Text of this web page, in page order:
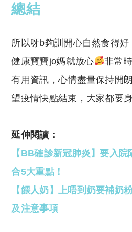
總結
所以呀b夠訓開心自然食得好
健康寶寶jo媽就放心
非常
有用資訊，心情盡量保持開
望疫情快點結束，大家都要
延伸閱讀：
【BB確診新冠肺炎】要入
合5大重點！
【餵人奶】上唔到奶要補奶
及注意事項